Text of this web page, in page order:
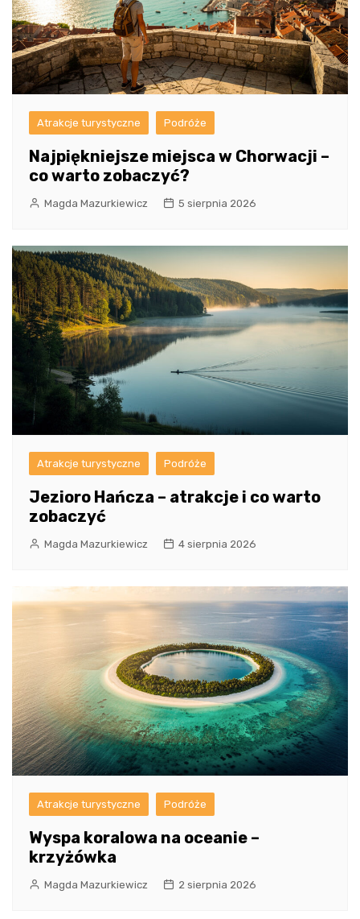
Atrakcje turystyczne Podróże
Najpiękniejsze miejsca w Chorwacji –
co warto zobaczyć?
Magda Mazurkiewicz 5 sierpnia 2026
Atrakcje turystyczne Podróże
Jezioro Hańcza – atrakcje i co warto
zobaczyć
Magda Mazurkiewicz 4 sierpnia 2026
Atrakcje turystyczne Podróże
Wyspa koralowa na oceanie –
krzyżówka
Magda Mazurkiewicz 2 sierpnia 2026